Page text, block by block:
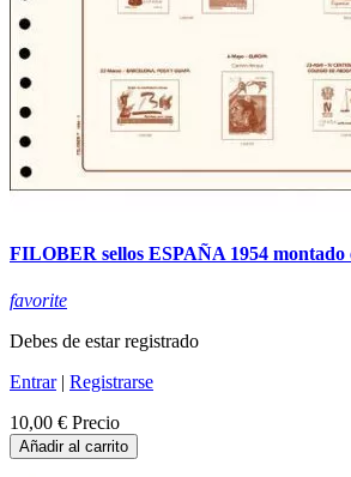
FILOBER sellos ESPAÑA 1954 montado
favorite
Debes de estar registrado
Entrar| Registrarse
10,00 € Precio
Añadir al carrito